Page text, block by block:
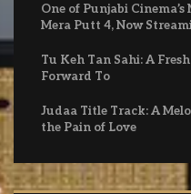
One of Punjabi
Mera Putt 4, Now
Tu Keh Tan Sahi: A
Forward To
Judaa Title Track: A
the Pain of Love